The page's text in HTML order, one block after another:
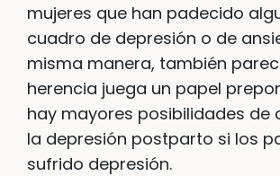
mujeres que han padecido
cuadro de depresión o de
misma manera, también
herencia juega un papel
hay mayores posibilidades de
la depresión postparto si los
sufrido depresión.